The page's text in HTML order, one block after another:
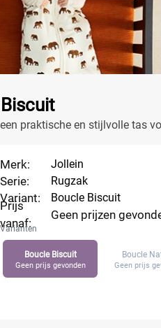
praktische en stijlvolle tas
Merk:
Serie:
Variant:
Prijs
vanaf:
Jollein
Rugzak
Boucle Biscuit
Geen prijzen
Varianten
Boucle Biscuit
Geen prijs gevonden
Boucle
Geen prijs